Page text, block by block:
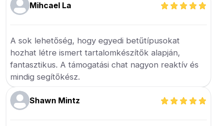
Mihcael La
A sok lehetőség, hogy egyedi betűtípusokat
hozhat létre ismert tartalomkészítők alapján,
fantasztikus. A támogatási chat nagyon reaktív és
mindig segítőkész.
Shawn Mintz